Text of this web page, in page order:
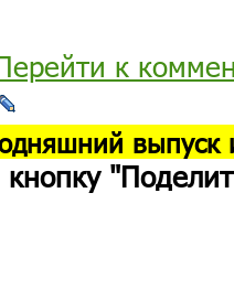
к
выпуск